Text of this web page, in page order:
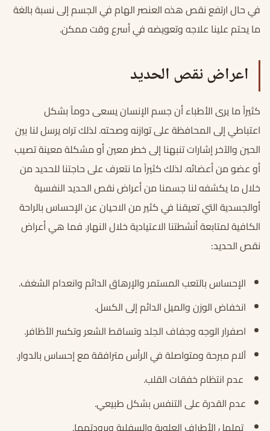
في حال ارتفع نقص هذه العنصر الهام في الجسم إلى نسبة بالغة
ما يحتم علينا علاجه وتعويضه في أسرع وقت ممكن.
اعراض نقص الحديد
كثيراً ما يرى الأطباء أن جسم الإنسان يسعى دوماً بشكل
اعتباطي إلى المحافظة على توازنه وصحته. لذلك تراه يرسل لنا بين
الحين والآخر إشارات تنبهنا إلى خطر معين أو مشكلة معينة تصيب
أو عضو من أعضائه. لذلك كثيراً ما نتعرف على حاجتنا للحديد من
خلال ما يكشفه لنا جسمنا منأعراض نقص الحديد النفسية
أوالجسدية التي تعيقنا في كثير من الاحيان عن الإحساس بالراحة
الكافية لمتابعة أنشطتنا الاعتيادية خلال النهار. فما هي أعراض
نقص الحديد:
الإحساس بالتعب المستمر والإرهاق الدائم وانعدام الشغف.
انخفاض الوزن والميل الدائم إلى الكسل.
اصفرار الوجه وجفاف الجلد وتساقط الشعر وتكسر الأظافر.
آلام مبرحة ومتواصلة في الرأس مترافقة مع إحساس بالدوار.
عدم انتظام خفقات القلب.
عدم القدرة على التنفس بشكل طبيعي.
تململ الأطراف العلوية والسفلية وبرودتهما.